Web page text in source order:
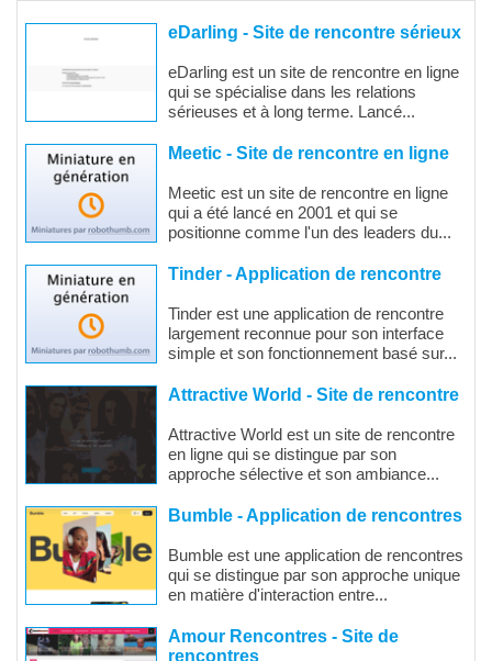
eDarling - Site de rencontre sérieux
eDarling est un site de rencontre en ligne
qui se spécialise dans les relations
sérieuses et à long terme. Lancé...
Meetic - Site de rencontre en ligne
Meetic est un site de rencontre en ligne
qui a été lancé en 2001 et qui se
positionne comme l'un des leaders du...
Tinder - Application de rencontre
Tinder est une application de rencontre
largement reconnue pour son interface
simple et son fonctionnement basé sur...
Attractive World - Site de rencontre
Attractive World est un site de rencontre
en ligne qui se distingue par son
approche sélective et son ambiance...
Bumble - Application de rencontres
Bumble est une application de rencontres
qui se distingue par son approche unique
en matière d'interaction entre...
Amour Rencontres - Site de
rencontres